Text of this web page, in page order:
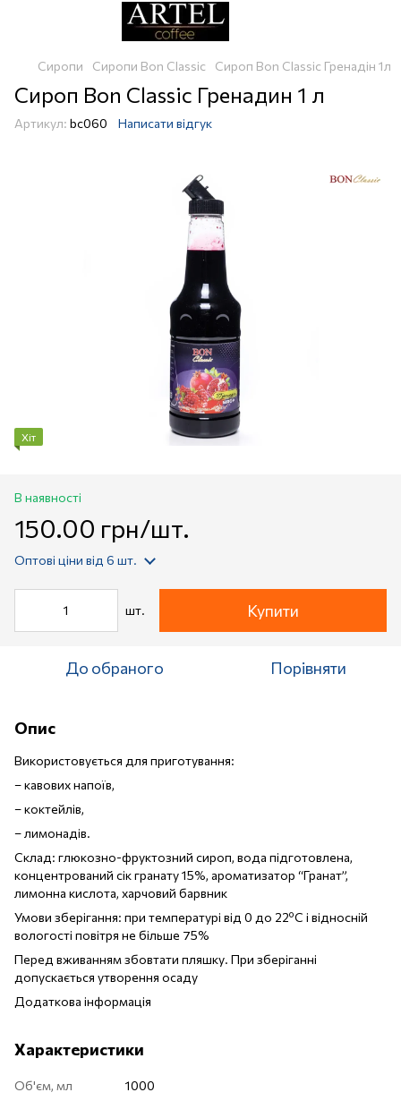
Сиропи Сиропи Bon Classic Сироп Bon Classic Гренадін 1л
Сироп Bon Classic Гренадин 1 л
Артикул: bc060 Написати відгук
Хіт
В наявності
150.00 грн/шт.
Оптові ціни від 6 шт.
шт. Купити
До обраного Порівняти
Опис
Використовується для приготування:
– кавових напоїв,
– коктейлів,
– лимонадів.
Склад: глюкозно-фруктозний сироп, вода підготовлена,
концентрований сік гранату 15%, ароматизатор “Гранат”,
лимонна кислота, харчовий барвник
Умови зберігання: при температурі від 0 до 22ºС і відносній
вологості повітря не більше 75%
Перед вживанням збовтати пляшку. При зберіганні
допускається утворення осаду
Додаткова інформація
Характеристики
Об'єм, мл 1000